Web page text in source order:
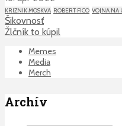
KRIZNIK MOSKVA ROBERT FICO VOJNA NA
Šikovnosť
Žlčník to kúpil
Memes
Media
Merch
Archív